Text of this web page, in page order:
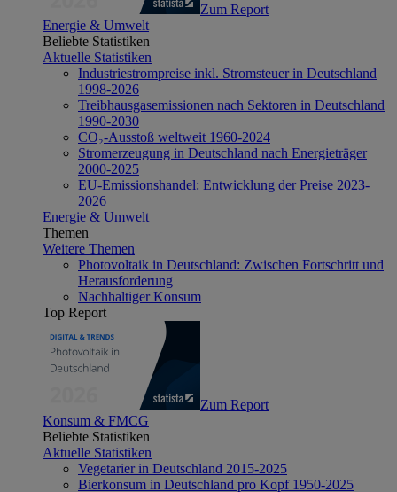
Zum Report
Energie & Umwelt
Beliebte Statistiken
Aktuelle Statistiken
Industriestrompreise inkl. Stromsteuer in Deutschland
1998-2026
Treibhausgasemissionen nach Sektoren in Deutschland
1990-2030
CO₂-Ausstoß weltweit 1960-2024
Stromerzeugung in Deutschland nach Energieträger
2000-2025
EU-Emissionshandel: Entwicklung der Preise 2023-
2026
Energie & Umwelt
Themen
Weitere Themen
Photovoltaik in Deutschland: Zwischen Fortschritt und
Herausforderung
Nachhaltiger Konsum
Top Report
Zum Report
Konsum & FMCG
Beliebte Statistiken
Aktuelle Statistiken
Vegetarier in Deutschland 2015-2025
Bierkonsum in Deutschland pro Kopf 1950-2025